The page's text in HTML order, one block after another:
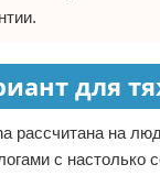
для
рассчитана на
с